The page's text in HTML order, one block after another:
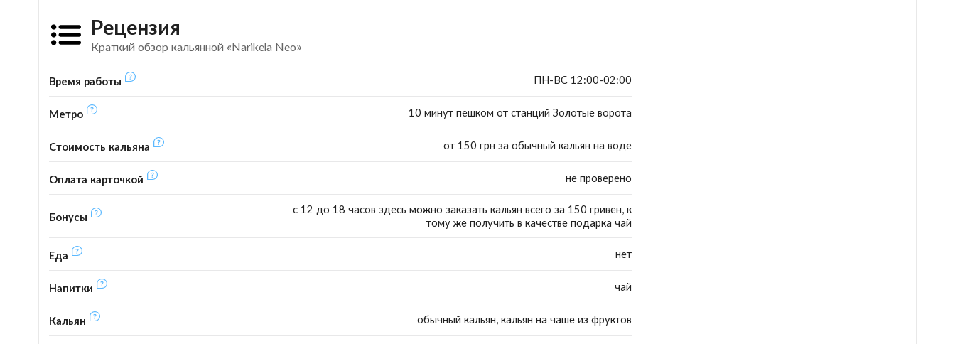
Рецензия
Краткий обзор кальянной «Narikela Neo»
Время работы ПН-ВС 12:00-02:00
Метро 10 минут пешком от станций Золотые ворота
Стоимость кальяна от 150 грн за обычный кальян на воде
Оплата карточкой не проверено
Бонусы
с 12 до 18 часов здесь можно заказать кальян всего за 150 гривен, к
тому же получить в качестве подарка чай
Еда нет
Напитки чай
Кальян обычный кальян, кальян на чаше из фруктов